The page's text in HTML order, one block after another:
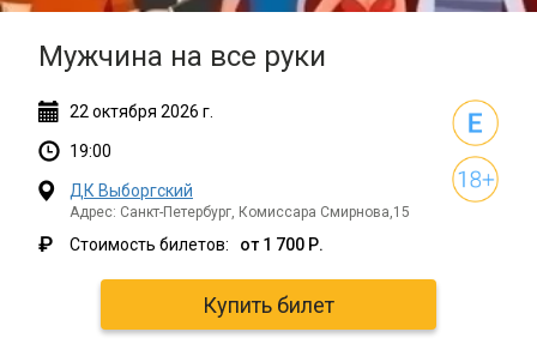
Мужчина на все руки
22 октября 2026 г.
19:00
ДК Выборгский
Адрес: Санкт-Петербург, Комиссара Смирнова,15
₽ Стоимость билетов: от 1 700 Р.
Купить билет